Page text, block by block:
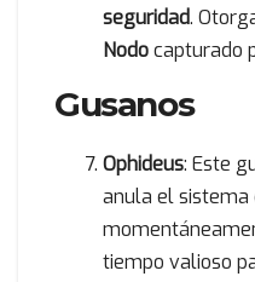
seguridad.
Nodocapturado
Gusanos
Ophideus: Este
anula el sistema
tiempo valioso